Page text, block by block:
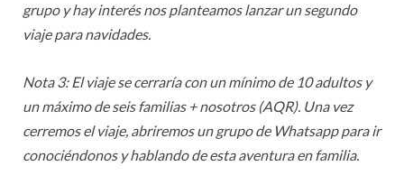
grupo y hay interés nos planteamos lanzar un segundo
viaje para navidades.
Nota 3: El viaje se cerraría con un mínimo de 10 adultos y
un máximo de seis familias + nosotros (AQR). Una vez
cerremos el viaje, abriremos un grupo de Whatsapp para ir
conociéndonos y hablando de esta aventura en familia.